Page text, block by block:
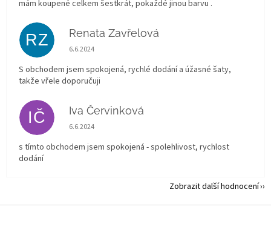
mám koupené celkem šestkrát, pokaždé jinou barvu .
RZ Renata Zavřelová
Hodnocení obchodu je 5 z 5 hvězdiček.
6.6.2024
S obchodem jsem spokojená, rychlé dodání a úžasné šaty,
takže vřele doporučuji
IČ Iva Červinková
Hodnocení obchodu je 5 z 5 hvězdiček.
6.6.2024
s tímto obchodem jsem spokojená - spolehlivost, rychlost
dodání
Zobrazit další hodnocení